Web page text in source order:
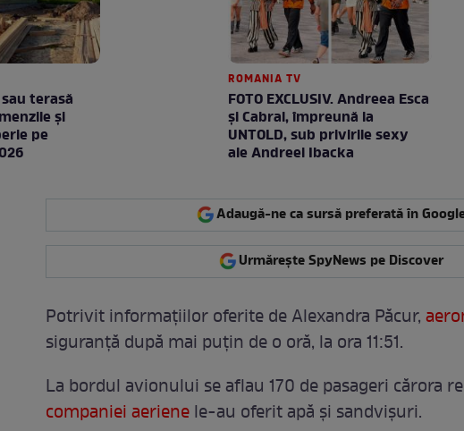
terasă
și
pe
ROMANIA TV
FOTO EXCLUSIV. Andreea Esca
şi Cabral, împreună la
UNTOLD, sub privirile sexy
ale Andreei Ibacka
Adaugă-ne ca sursă preferată în
Urmărește SpyNews pe Discover
Potrivit informațiilor oferite de Alexandra Păcur,
siguranță după mai puțin de o oră, la ora 11:51.
La bordul avionului se aflau 170 de pasageri cărora
companiei aerienele-au oferit apă și sandvișuri.